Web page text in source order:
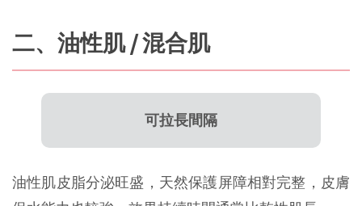
二、油性肌 / 混合肌
可拉長間隔
油性肌皮脂分泌旺盛，天然保護屏障相對完整，皮膚